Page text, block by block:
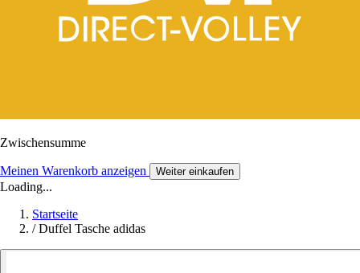
Zwischensumme
Meinen Warenkorb anzeigen Weiter einkaufen
Loading...
Startseite
/ Duffel Tasche adidas